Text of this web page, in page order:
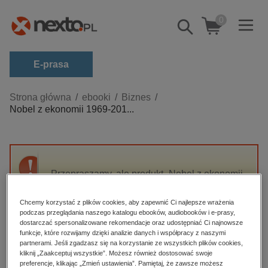
Pokaż/schowaj
wyszukiwarkę
0
E-prasa
Kategorie
Zobacz wszystkie E-prasa
budownictwo, aranżacja wnętrz
darmowe wydania
edukacja
hobby, sport, rozrywka
komputery, internet, technologie, informatyka
Strona główna ebooki
Biznes
Nobel z ekonomii 1969-201...
Przepraszamy, ale produkt „Nobel z ekonomii
High-contrast mode
Polecane
Chcemy korzystać z plików cookies, aby zapewnić Ci najlepsze wrażenia
podczas przeglądania naszego katalogu ebooków, audiobooków i e-prasy,
dostarczać spersonalizowane rekomendacje oraz udostępniać Ci najnowsze
funkcje, które rozwijamy dzięki analizie danych i współpracy z naszymi
partnerami. Jeśli zgadzasz się na korzystanie ze wszystkich plików cookies,
kliknij „Zaakceptuj wszystkie”. Możesz również dostosować swoje
preferencje, klikając „Zmień ustawienia”. Pamiętaj, że zawsze możesz